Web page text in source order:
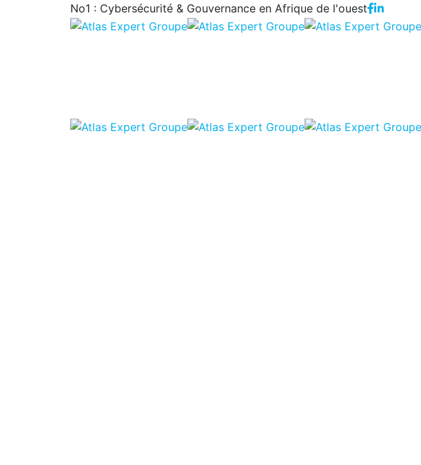
No1 : Cybersécurité & Gouvernance en Afrique de l'ouest